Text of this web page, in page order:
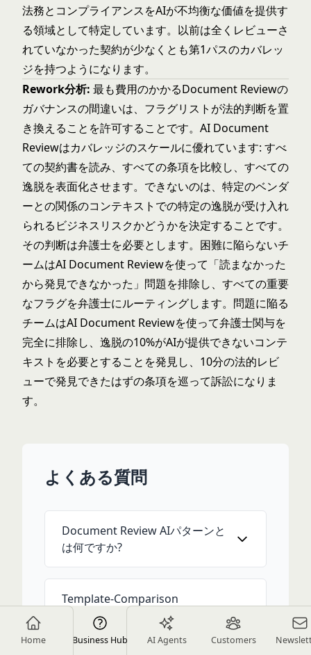
Home Business Hub AI Agents Customers
法務とコンプライアンスをAIが不均衡な価値を提供す
る領域として特定しています。以前は全くレビューさ
れていなかった契約が少なくとも第1パスのカバレッ
ジを持つようになります。
Rework分析: 最も費用のかかるDocument Reviewの
ガバナンスの間違いは、フラグリストが法的判断を置
き換えることを許可することです。AI Document
Reviewはカバレッジのスケールに優れています: すべ
ての契約書を読み、すべての条項を比較し、すべての
逸脱を表面化させます。できないのは、特定のベンダ
ーとの関係のコンテキストでの特定の逸脱が受け入れ
られるビジネスリスクかどうかを決定することです。
その判断は弁護士を必要とします。困難に陥らないチ
ームはAI Document Reviewを使って「読まなかった
から発見できなかった」問題を排除し、すべての重要
なフラグを弁護士にルーティングします。問題に陥る
チームはAI Document Reviewを使って弁護士関与を
完全に排除し、逸脱の10%がAIが提供できないコンテ
キストを必要とすることを発見し、10分の法的レビ
ューで発見できたはずの条項を巡って訴訟になりま
す。
よくある質問
Document Review AIパターンと
は何ですか?
Template-Comparison
Method（テンプレート比較法）
とは何ですか?